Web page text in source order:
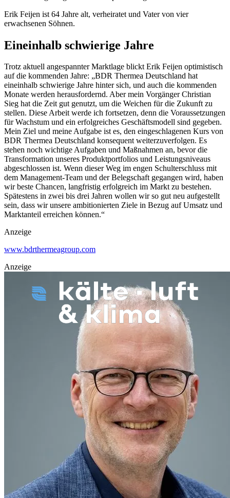
Erik Feijen ist 64 Jahre alt, verheiratet und Vater von vier
erwachsenen Söhnen.
Eineinhalb schwierige Jahre
Trotz aktuell angespannter Marktlage blickt Erik Feijen optimistisch
auf die kommenden Jahre: „BDR Thermea Deutschland hat
eineinhalb schwierige Jahre hinter sich, und auch die kommenden
Monate werden herausfordernd. Aber mein Vorgänger Christian
Sieg hat die Zeit gut genutzt, um die Weichen für die Zukunft zu
stellen. Diese Arbeit werde ich fortsetzen, denn die Voraussetzungen
für Wachstum und ein erfolgreiches Geschäftsmodell sind gegeben.
Mein Ziel und meine Aufgabe ist es, den eingeschlagenen Kurs von
BDR Thermea Deutschland konsequent weiterzuverfolgen. Es
stehen noch wichtige Aufgaben und Maßnahmen an, bevor die
Transformation unseres Produktportfolios und Leistungsniveaus
abgeschlossen ist. Wenn dieser Weg im engen Schulterschluss mit
dem Management-Team und der Belegschaft gegangen wird, haben
wir beste Chancen, langfristig erfolgreich im Markt zu bestehen.
Spätestens in zwei bis drei Jahren wollen wir so gut neu aufgestellt
sein, dass wir unsere ambitionierten Ziele in Bezug auf Umsatz und
Marktanteil erreichen können.“
Anzeige
www.bdrthermeagroup.com
Anzeige